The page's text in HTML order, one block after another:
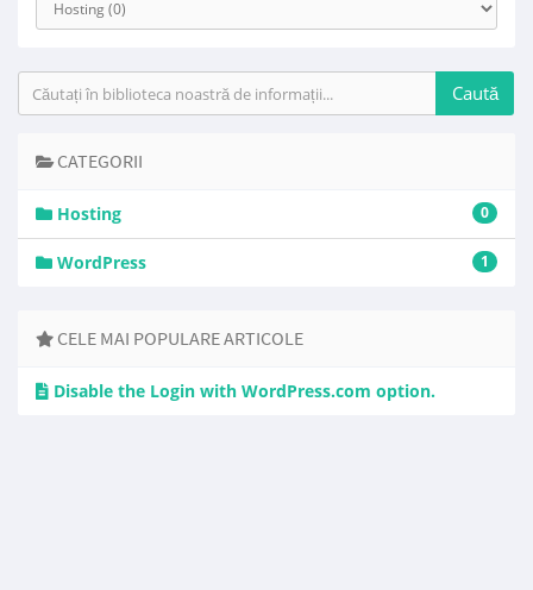
CATEGORII
Hosting 0
WordPress 1
CELE MAI POPULARE ARTICOLE
Disable the Login with WordPress.com option.